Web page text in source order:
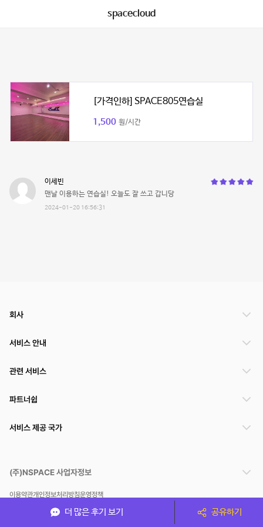
spacecloud
[가격인하] SPACE805연습실
1,500 원/시간
이세빈
맨날 이용하는 연습실! 오늘도 잘 쓰고 갑니당
2024-01-20 16:56:31
더 많은 후기 보기 공유하기
회사
서비스 안내
관련 서비스
파트너쉽
서비스 제공 국가
(주)NSPACE 사업자정보
이용약관개인정보처리방침운영정책
스페이스클라우드는 통신판매중개자이며 통신판매의 당사자가 아닙니다. 따라서 스페이스클
라우드는 공간 거래정보 및 거래에 대해 책임지지 않습니다.